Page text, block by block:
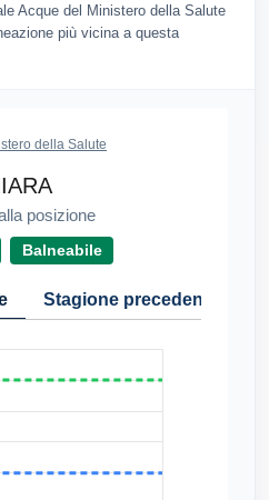
Acque del Ministero della Salute
più vicina a questa
della Salute
posizione
Balneabile
Stagione precedente